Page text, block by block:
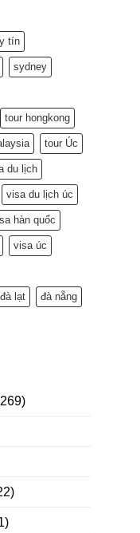
tín
sydney
tour hongkong
tour Úc
du lịch
visa du lịch úc
hàn quốc
visa úc
lạt đà nẵng